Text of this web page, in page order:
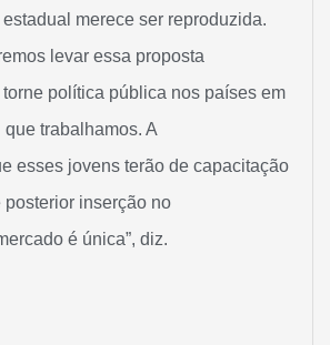
merece ser reproduzida.
levar essa proposta
política pública nos países em
que trabalhamos. A
esses jovens terão de capacitação
posterior inserção no
é única”, diz.